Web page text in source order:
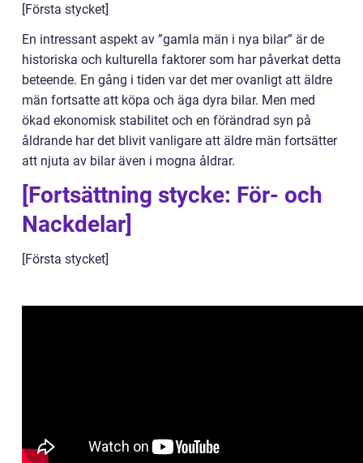
[Första stycket]
En intressant aspekt av ”gamla män i nya bilar” är de
historiska och kulturella faktorer som har påverkat detta
beteende. En gång i tiden var det mer ovanligt att äldre
män fortsatte att köpa och äga dyra bilar. Men med
ökad ekonomisk stabilitet och en förändrad syn på
åldrande har det blivit vanligare att äldre män fortsätter
att njuta av bilar även i mogna åldrar.
[Fortsättning stycke: För- och
Nackdelar]
[Första stycket]